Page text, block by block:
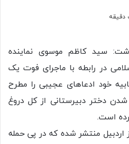
دقیقه
سید کاظم موسوی نماینده
در رابطه با ماجرای فوت یک
خود ادعا‌های عجیبی را مطرح
دختر دبیرستانی از کل دروغ
است.
اردبیل منتشر شده که در پی حمله